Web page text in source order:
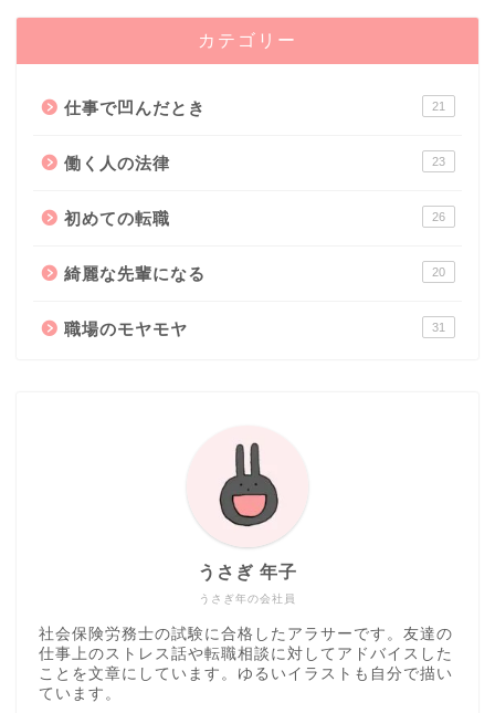
カテゴリー
仕事で凹んだとき 21
働く人の法律 23
初めての転職 26
綺麗な先輩になる 20
職場のモヤモヤ 31
うさぎ年の会社員
うさぎ 年子
社会保険労務士の試験に合格したアラサーです。友達の
仕事上のストレス話や転職相談に対してアドバイスした
ことを文章にしています。ゆるいイラストも自分で描い
ています。